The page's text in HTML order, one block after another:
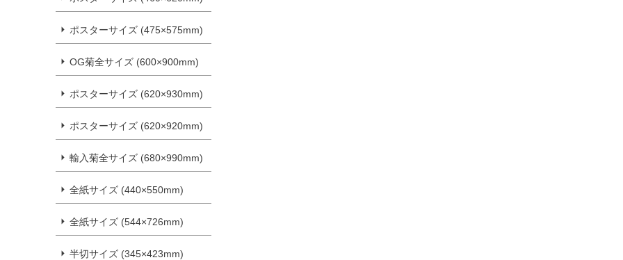
ポスターサイズ (475×575mm)
OG菊全サイズ (600×900mm)
ポスターサイズ (620×930mm)
ポスターサイズ (620×920mm)
輸入菊全サイズ (680×990mm)
全紙サイズ (440×550mm)
全紙サイズ (544×726mm)
半切サイズ (345×423mm)